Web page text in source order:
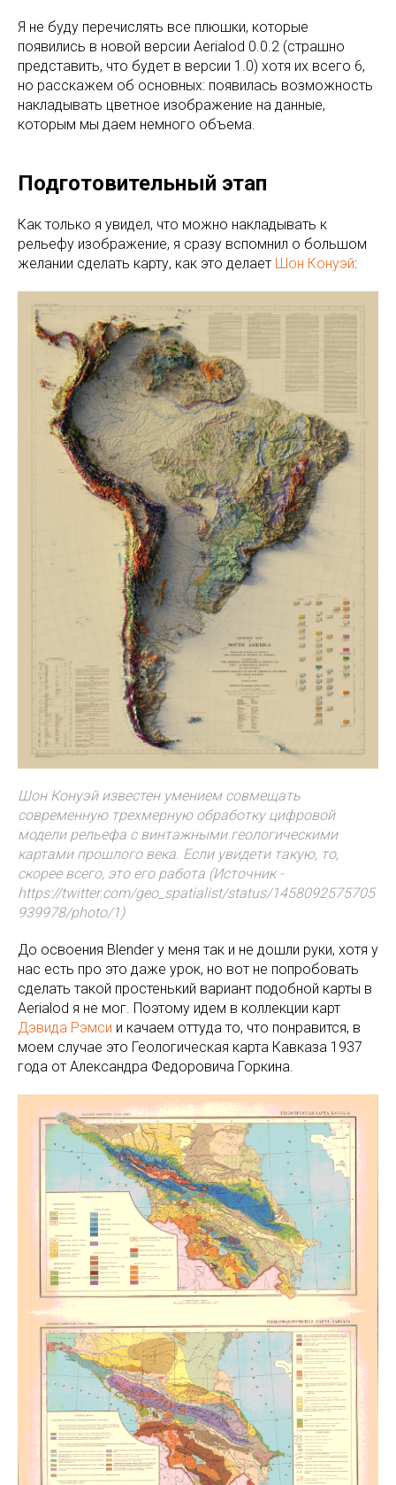
Я не буду перечислять все плюшки, которые
появились в новой версии Aerialod 0.0.2 (страшно
представить, что будет в версии 1.0) хотя их всего 6,
но расскажем об основных: появилась возможность
накладывать цветное изображение на данные,
которым мы даем немного объема.
Подготовительный этап
Как только я увидел, что можно накладывать к
рельефу изображение, я сразу вспомнил о большом
желании сделать карту, как это делает Шон Конуэй:
Шон Конуэй известен умением совмещать
современную трехмерную обработку цифровой
модели рельефа с винтажными геологическими
картами прошлого века. Если увидети такую, то,
скорее всего, это его работа (Источник -
https://twitter.com/geo_spatialist/status/1458092575705
939978/photo/1)
До освоения Blender у меня так и не дошли руки, хотя у
нас есть про это даже урок, но вот не попробовать
сделать такой простенький вариант подобной карты в
Aerialod я не мог. Поэтому идем в коллекции карт
Дэвида Рэмси и качаем оттуда то, что понравится, в
моем случае это Геологическая карта Кавказа 1937
года от Александра Федоровича Горкина.